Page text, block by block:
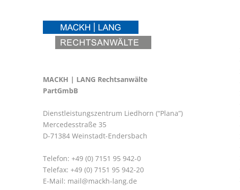
MACKH | LANG Rechtsanwälte
PartGmbB
Dienstleistungszentrum Liedhorn (“Plana”)
Mercedesstraße 35
D-71384 Weinstadt-Endersbach
Telefon: +49 (0) 7151 95 942-0
Telefax: +49 (0) 7151 95 942-20
E-Mail: mail@mackh-lang.de